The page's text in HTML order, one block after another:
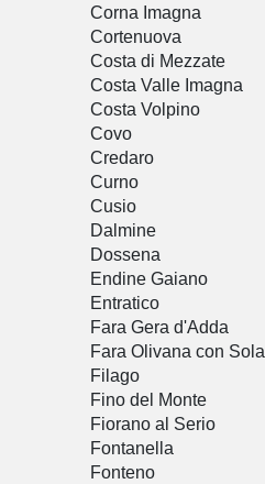
Corna Imagna
Cortenuova
Costa di Mezzate
Costa Valle Imagna
Costa Volpino
Covo
Credaro
Curno
Cusio
Dalmine
Dossena
Endine Gaiano
Entratico
Fara Gera d'Adda
Fara Olivana con Sola
Filago
Fino del Monte
Fiorano al Serio
Fontanella
Fonteno